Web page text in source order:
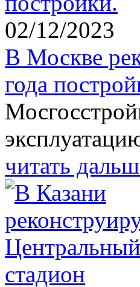
02/12/2023
В Москве
года
читать